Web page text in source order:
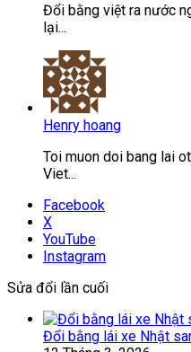
Đổi bằng việt ra nước
lại...
Henry hoang
Toi muon doi bang lai
Viet...
Facebook
X
YouTube
Instagram
Sửa đổi lần cuối
Đổi bằng lái xe Nhật